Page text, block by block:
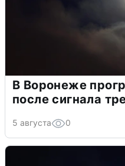
В Воронеже
после сигнала
5 августа 0